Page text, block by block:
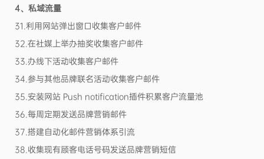
4、私域流量
31.利用网站弹出窗口收集客户邮件
32.在社媒上举办抽奖收集客户邮件
33.办线下活动收集客户邮件
34.参与其他品牌联名活动收集客户邮件
35.安装网站 Push notification插件积累客户流量池
36.每周定期发送品牌营销邮件
37.搭建自动化邮件营销体系引流
38.收集现有顾客电话号码发送品牌营销短信